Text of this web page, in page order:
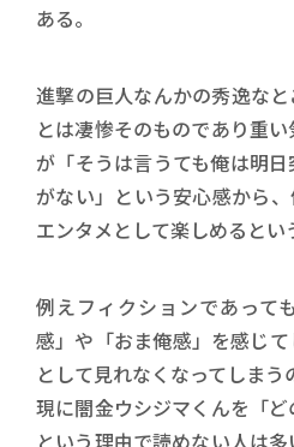
ある。
進撃の巨人なんかの秀逸な
とは凄惨そのものであり重
が「そうは言うても俺は明
がない」という安心感から
エンタメとして楽しめるとい
例えフィクションであって
感」や「おま俺感」を感じ
として見れなくなってしまう
現に闇金ウシジマくんを「ど
という理由で読めない人は